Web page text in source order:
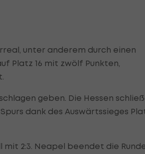
unter anderem durch einen
Platz 16 mit zwölf Punkten,
geben. Die Hessen
dank des Auswärtssieges
mit 2:3. Neapel beendet die